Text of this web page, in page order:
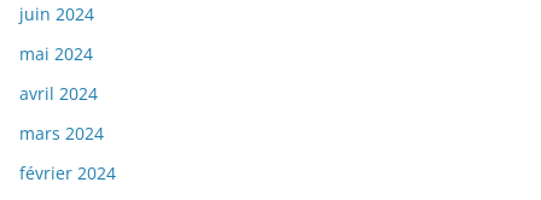
juin 2024
mai 2024
avril 2024
mars 2024
février 2024